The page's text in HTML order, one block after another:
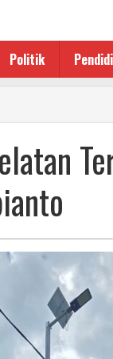
Politik